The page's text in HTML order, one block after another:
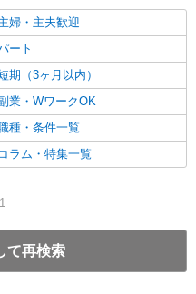
婦・主夫歓迎
ート
期（3ヶ月以内）
業・WワークOK
種・条件一覧
コラム・特集一覧
て再検索